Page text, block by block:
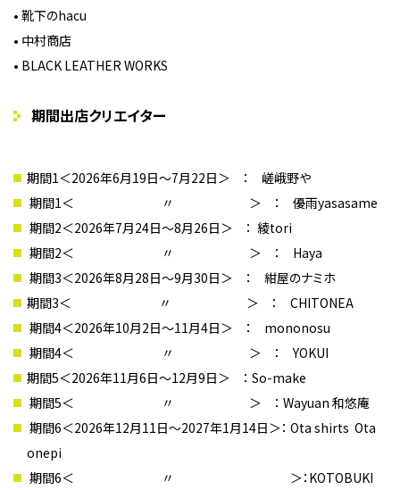
• 靴下のhacu
• 中村商店
• BLACK LEATHER WORKS
期間出店クリエイター
期間1＜2026年6月19日〜7月22日＞ ： 嵯峨野や
期間1＜ 〃 ＞ ： 優雨yasasame
期間2＜2026年7月24日〜8月26日＞ ： 綾tori
期間2＜ 〃 ＞ ： Haya
期間3＜2026年8月28日〜9月30日＞ ： 紺屋のナミホ
期間3＜ 〃 ＞ ：
CHITONEA
期間4＜2026年10月2日〜11月4日＞ ： mononosu
期間4＜ 〃 ＞ ：YOKUI
期間5＜2026年11月6日〜12月9日＞ ： So-make
期間5＜ 〃 ＞ ： Wayuan 和悠庵
期間6＜2026年12月11日〜2027年1月14日＞： Ota shirts Ota
onepi
期間6＜ 〃 ＞： KOTOBUKI